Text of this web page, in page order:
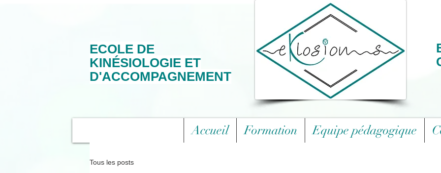
ECOLE DE
KINÉSIOLOGIE ET
D'ACCOMPAGNEMENT
Accueil Formation Equipe pédagogique
Tous les posts